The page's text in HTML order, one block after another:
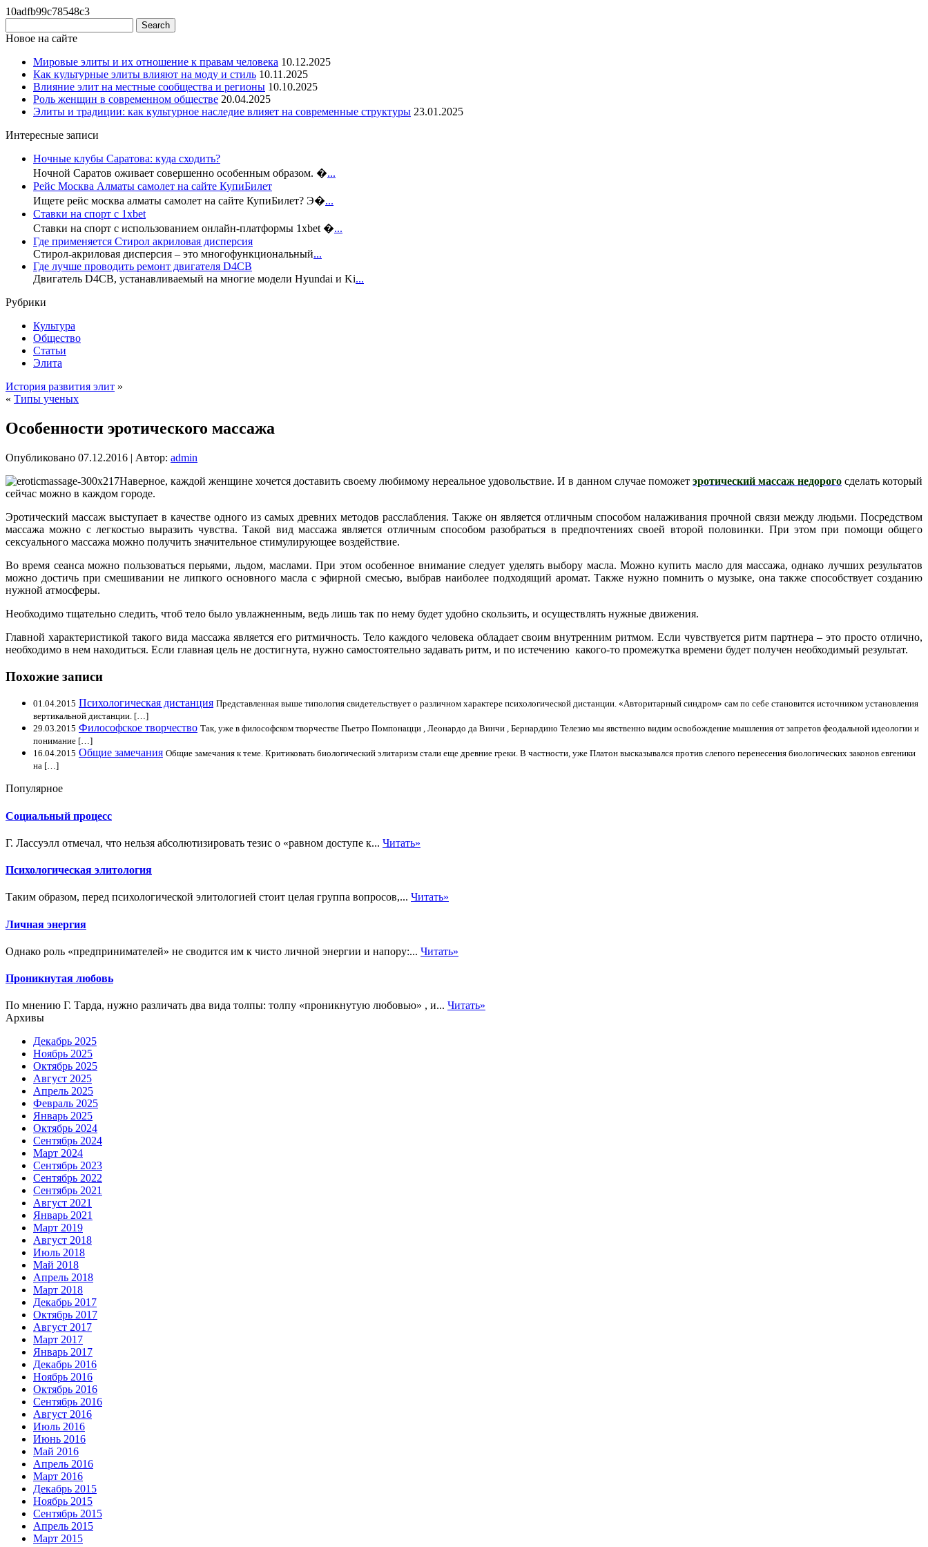
10adfb99c78548c3
Новое на сайте
Мировые элиты и их отношение к правам человека 10.12.2025
Как культурные элиты влияют на моду и стиль 10.11.2025
Влияние элит на местные сообщества и регионы 10.10.2025
Роль женщин в современном обществе 20.04.2025
Элиты и традиции: как культурное наследие влияет на современные структуры 23.01.2025
Интересные записи
Ночные клубы Саратова: куда сходить?
Ночной Саратов оживает совершенно особенным образом. �...
Рейс Москва Алматы самолет на сайте КупиБилет
Ищете рейс москва алматы самолет на сайте КупиБилет? Э�...
Ставки на спорт с 1xbet
Ставки на спорт с использованием онлайн-платформы 1xbet �...
Где применяется Стирол акриловая дисперсия
Стирол-акриловая дисперсия – это многофункциональный...
Где лучше проводить ремонт двигателя D4CB
Двигатель D4CB, устанавливаемый на многие модели Hyundai и Ki...
Рубрики
Культура
Общество
Статьи
Элита
История развития элит »
« Типы ученых
Особенности эротического массажа
Опубликовано 07.12.2016 | Автор: admin
Наверное, каждой женщине хочется доставить своему любимому нереальное удовольствие. И в данном случае поможет эротический массаж недорого сделать который
сейчас можно в каждом городе.
Эротический массаж выступает в качестве одного из самых древних методов расслабления. Также он является отличным способом налаживания прочной связи между людьми. Посредством
массажа можно с легкостью выразить чувства. Такой вид массажа является отличным способом разобраться в предпочтениях своей второй половинки. При этом при помощи общего
сексуального массажа можно получить значительное стимулирующее воздействие.
Во время сеанса можно пользоваться перьями, льдом, маслами. При этом особенное внимание следует уделять выбору масла. Можно купить масло для массажа, однако лучших результатов
можно достичь при смешивании не липкого основного масла с эфирной смесью, выбрав наиболее подходящий аромат. Также нужно помнить о музыке, она также способствует созданию
нужной атмосферы.
Необходимо тщательно следить, чтоб тело было увлажненным, ведь лишь так по нему будет удобно скользить, и осуществлять нужные движения.
Главной характеристикой такого вида массажа является его ритмичность. Тело каждого человека обладает своим внутренним ритмом. Если чувствуется ритм партнера – это просто отлично,
необходимо в нем находиться. Если главная цель не достигнута, нужно самостоятельно задавать ритм, и по истечению какого-то промежутка времени будет получен необходимый результат.
Похожие записи
01.04.2015 Психологическая дистанция Представленная выше типология свидетельствует о различном характере психологической дистанции. «Авторитарный синдром» сам по себе становится источником установления
вертикальной дистанции. […]
29.03.2015 Философское творчество Так, уже в философском творчестве Пьетро Помпонацци , Леонардо да Винчи , Бернардино Телезио мы явственно видим освобождение мышления от запретов феодальной идеологии и
понимание […]
16.04.2015 Общие замечания Общие замечания к теме. Критиковать биологический элитаризм стали еще древние греки. В частности, уже Платон высказывался против слепого перенесения биологических законов евгеники
на […]
Популярное
Социальный процесс
Г. Лассуэлл отмечал, что нельзя абсолютизировать тезис о «равном доступе к... Читать»
Психологическая элитология
Таким образом, перед психологической элитологией стоит целая группа вопросов,... Читать»
Личная энергия
Однако роль «предпринимателей» не сводится им к чисто личной энергии и напору:... Читать»
Проникнутая любовь
По мнению Г. Тарда, нужно различать два вида толпы: толпу «проникнутую любовью» , и... Читать»
Архивы
Декабрь 2025
Ноябрь 2025
Октябрь 2025
Август 2025
Апрель 2025
Февраль 2025
Январь 2025
Октябрь 2024
Сентябрь 2024
Март 2024
Сентябрь 2023
Сентябрь 2022
Сентябрь 2021
Август 2021
Январь 2021
Март 2019
Август 2018
Июль 2018
Май 2018
Апрель 2018
Март 2018
Декабрь 2017
Октябрь 2017
Август 2017
Март 2017
Январь 2017
Декабрь 2016
Ноябрь 2016
Октябрь 2016
Сентябрь 2016
Август 2016
Июль 2016
Июнь 2016
Май 2016
Апрель 2016
Март 2016
Декабрь 2015
Ноябрь 2015
Сентябрь 2015
Апрель 2015
Март 2015